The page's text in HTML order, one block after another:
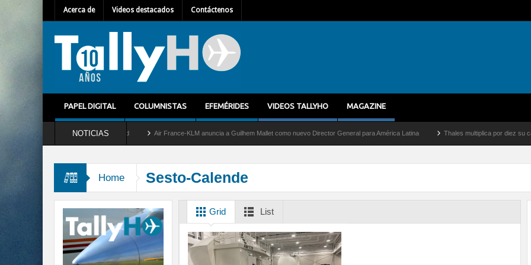
Acerca de Videos destacados Contáctenos
PAPEL DIGITAL COLUMNISTAS EFEMÉRIDES VIDEOS TALLYHO MAGAZINE
NOTICIAS
del servicio al C-2 Greyhound Air France-KLM anuncia a Guilhem Mallet como nuevo Director General para América Latina Thales multiplica por diez su
Home Sesto-Calende
Grid List